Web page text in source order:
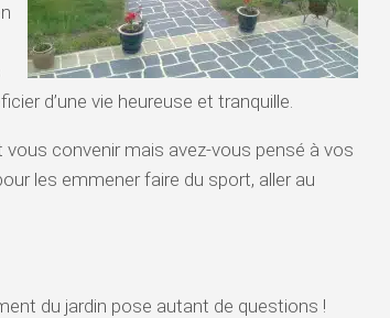
d’une vie heureuse et tranquille.
vous convenir mais avez-vous pensé à vos
les emmener faire du sport, aller au
du jardin pose autant de questions !